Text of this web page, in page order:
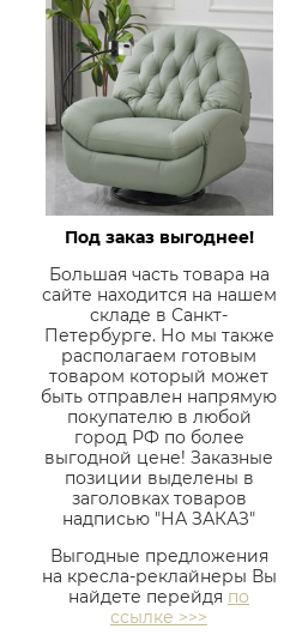
Под заказ выгоднее!
Большая часть товара на
сайте находится на нашем
складе в Санкт-
Петербурге. Но мы также
располагаем готовым
товаром который может
быть отправлен напрямую
покупателю в любой
город РФ по более
выгодной цене! Заказные
позиции выделены в
заголовках товаров
надписью "НА ЗАКАЗ"
Выгодные предложения
на кресла-реклайнеры Вы
найдете перейдя по
ссылке >>>